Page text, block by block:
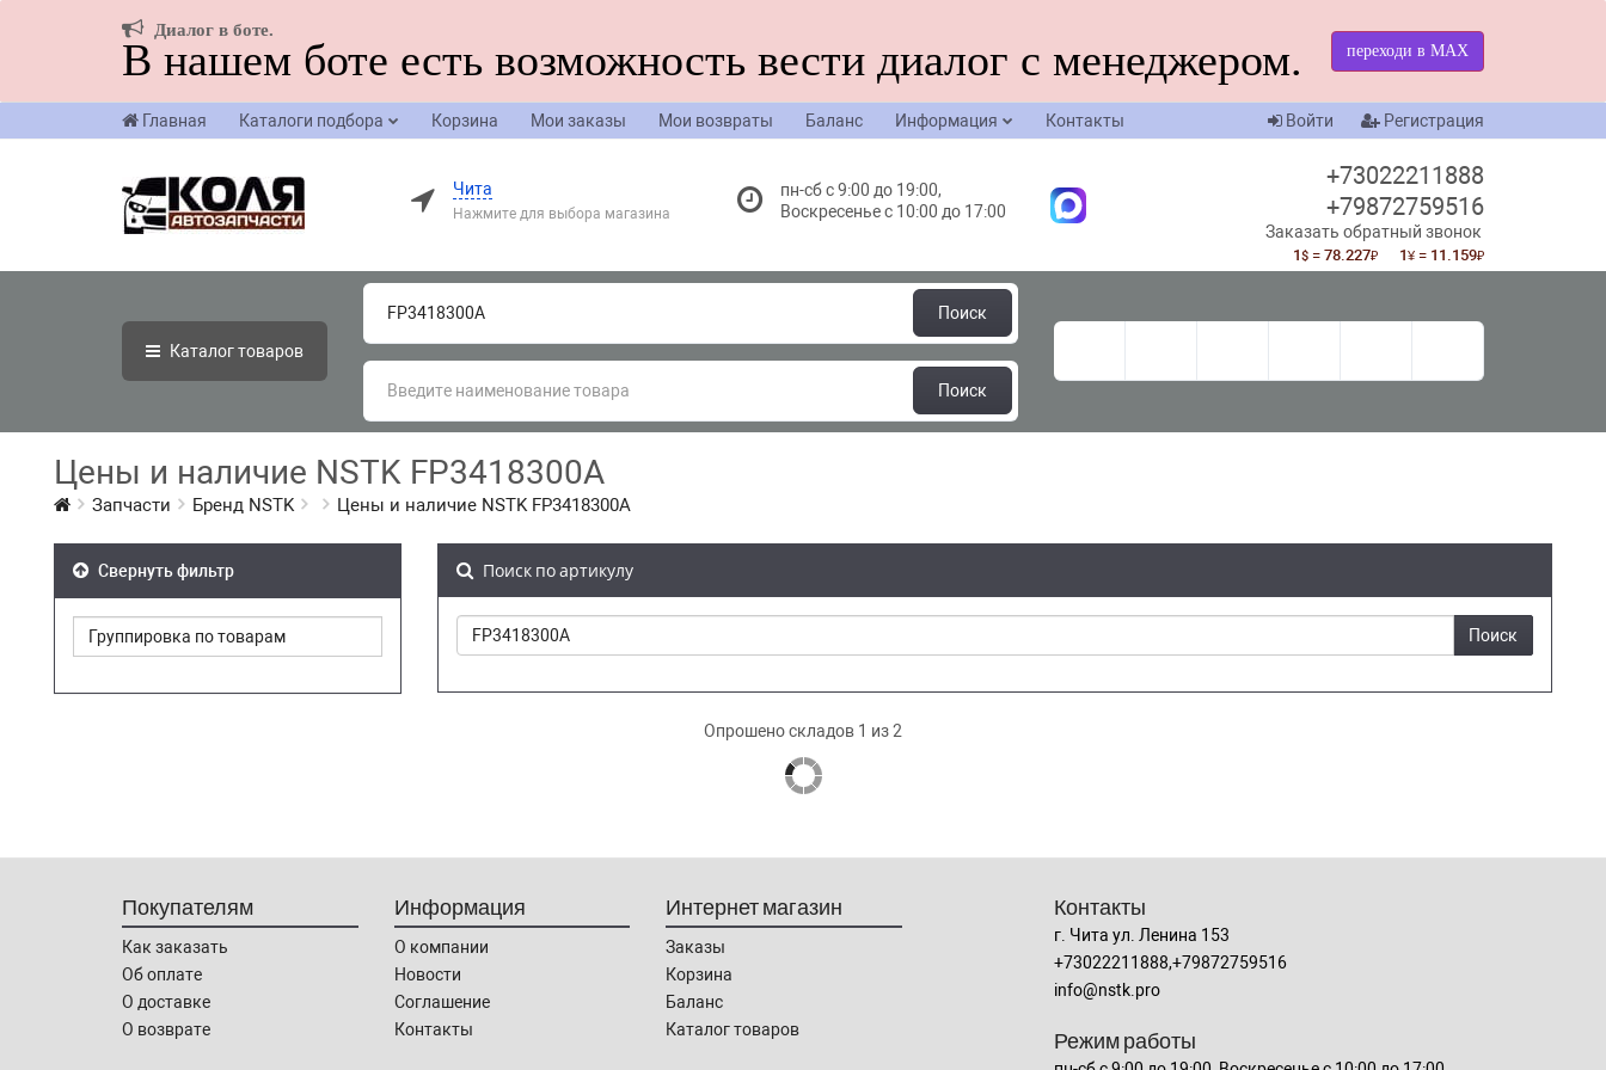
Диалог в боте.
В нашем боте есть возможность вести диалог с менеджером. переходи в МАХ
Главная Каталоги подбора Корзина Мои заказы Мои возвраты Баланс Информация Контакты Войти Регистрация
Чита
Нажмите для выбора магазина
пн-сб с 9:00 до 19:00,
Воскресенье с 10:00 до 17:00
+73022211888
+79872759516
Заказать обратный звонок
1$ = 78.227₽ 1¥ = 11.159₽
Каталогтоваров
Поиск
Поиск
Цены и наличие NSTK FP3418300A
Запчасти Бренд NSTK Цены и наличие NSTK FP3418300A
Свернуть фильтр Поиск по артикулу
Поиск
Опрошено складов 1 из 2
Покупателям
Как заказать
Об оплате
О доставке
О возврате
Информация
О компании
Новости
Соглашение
Контакты
Интернет магазин
Заказы
Корзина
Баланс
Каталог товаров
Контакты
г. Чита ул. Ленина 153
+73022211888,+79872759516
info@nstk.pro
Режим работы